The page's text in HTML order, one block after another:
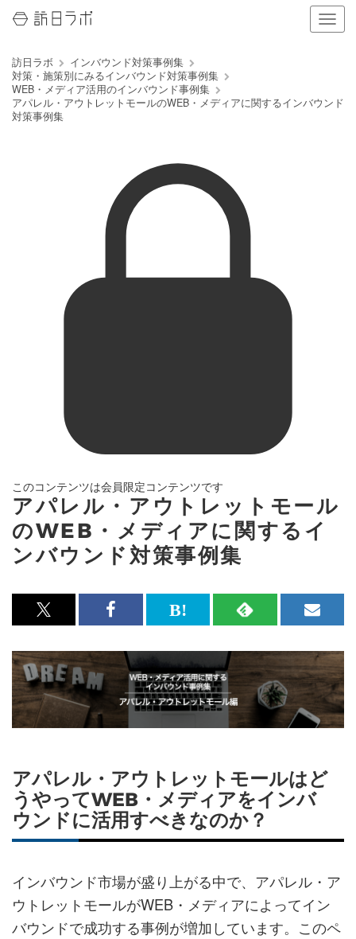
ナ
ビ
ョ
訪日ラボ
インバウンド対策事例集
対策・施策別にみるインバウンド対策事例集
WEB・メディア活用のインバウンド事例集
アパレル・アウトレットモールのWEB・メディアに関するインバウンド
対策事例集
このコンテンツは会員限定コンテンツです
アパレル・アウトレットモール
のWEB・メディアに関するイ
ンバウンド対策事例集
x<br>
記
事
を
シ
ア
す
る
Facebook<br>
記
事
を
シ
ア
す
る
は
な
ブ
ッ
ク
ー
ク
に
加
RSS
記
事
を
購
す
る
メ
マ
ガ
登
録
る
アパレル・アウトレットモールはど
うやってWEB・メディアをインバ
ウンドに活用すべきなのか？
インバウンド市場が盛り上がる中で、アパレル・ア
ウトレットモールがWEB・メディアによってイン
バウンドで成功する事例が増加しています。このペ